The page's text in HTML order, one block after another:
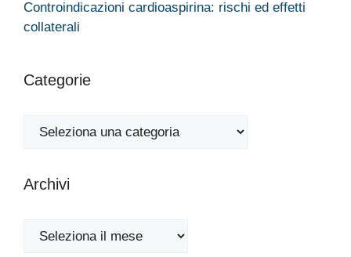
Controindicazioni cardioaspirina: rischi ed effetti
collaterali
Categorie
Categorie
Archivi
Archivi